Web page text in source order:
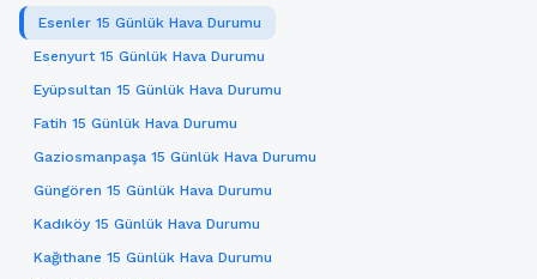
Esenler 15 Günlük Hava Durumu
Esenyurt 15 Günlük Hava Durumu
Eyüpsultan 15 Günlük Hava Durumu
Fatih 15 Günlük Hava Durumu
Gaziosmanpaşa 15 Günlük Hava Durumu
Güngören 15 Günlük Hava Durumu
Kadıköy 15 Günlük Hava Durumu
Kağıthane 15 Günlük Hava Durumu